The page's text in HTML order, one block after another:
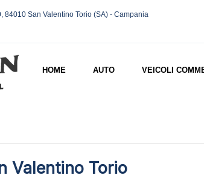
84010 San Valentino Torio (SA) - Campania
HOME AUTO VEICOLI
Valentino Torio